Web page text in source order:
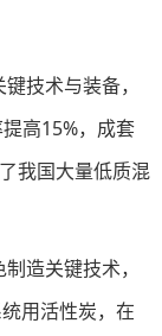
技术与装备，
高15%，成套
我国大量低质混
造关键技术，
用活性炭，在